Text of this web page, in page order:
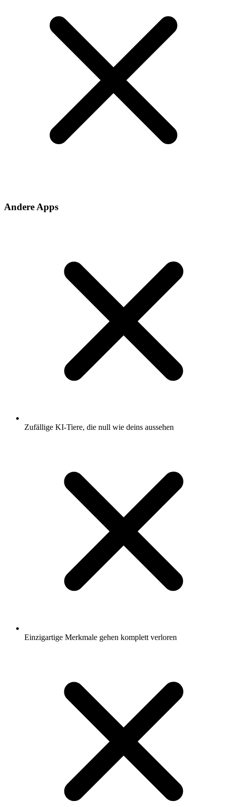
Andere Apps
Zufällige KI-Tiere, die null wie deins aussehen
Einzigartige Merkmale gehen komplett verloren